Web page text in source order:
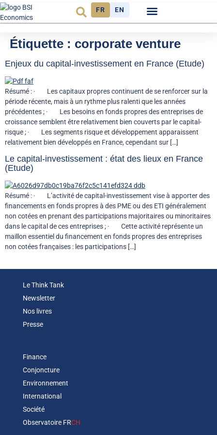
FR EN
Étiquette : corporate venture
Enjeux du capital-investissement en France (Etude)
Résumé : · Les capitaux propres continuent de se renforcer sur la
période récente, mais à un rythme plus ralenti que les années
précédentes ; · Les besoins en fonds propres des entreprises de
croissance semblent être relativement bien couverts par le capital-
risque ; · Les segments risque et développement apparaissent
relativement bien développés en France, cependant sur […]
Le capital-investissement : état des lieux en France
(Etude)
Résumé : · L’activité de capital-investissement vise à apporter des
financements en fonds propres à des PME ou des ETI généralement
non cotées en prenant des participations majoritaires ou minoritaires
dans le capital de ces entreprises ; · Cette activité représente un
maillon essentiel du financement en fonds propres des entreprises
non cotées françaises : les participations […]
Le Think Tank
Newsletter
Nos livres
Presse
Finance
Conjoncture
Environnement
International
Société
Observatoire FRCH